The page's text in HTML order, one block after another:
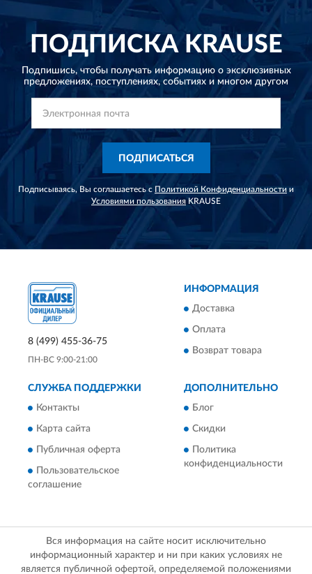
ПОДПИСКАKRAUSE
Подпишись, чтобы получать информацию о эксклюзивных
предложениях, поступлениях, событиях и многом другом
ПОДПИСАТЬСЯ
Подписываясь, Вы соглашаетесь с Политикой Конфиденциальности и
Условиями пользованияKRAUSE
8 (499) 455-36-75
ПН-ВС 9:00-21:00
ИНФОРМАЦИЯ
Доставка
Оплата
Возврат товара
СЛУЖБА ПОДДЕРЖКИ
Контакты
Карта сайта
Публичная оферта
Пользовательское
соглашение
ДОПОЛНИТЕЛЬНО
Блог
Скидки
Политика
конфиденциальности
Вся информация на сайте носит исключительно
информационный характер и ни при каких условиях не
является публичной офертой, определяемой положениями